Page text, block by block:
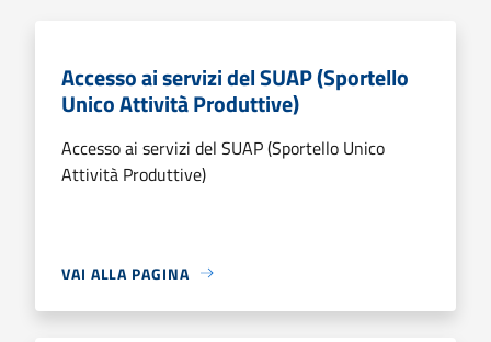
Accesso ai servizi del SUAP (Sportello
Unico Attività Produttive)
Accesso ai servizi del SUAP (Sportello Unico
Attività Produttive)
VAI ALLA PAGINA